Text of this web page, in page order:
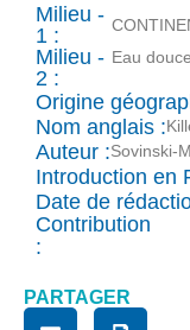
Milieu -
1 :
Milieu -
2 :
Eau douce
Origine
Nom anglais :
Auteur :Sovinski-
Introduction en
Date de
Contribution
:
PARTAGER